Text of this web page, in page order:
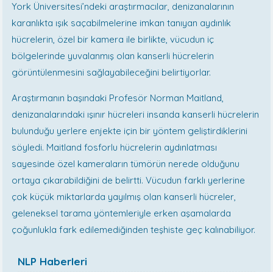
York Üniversitesi’ndeki araştırmacılar, denizanalarının
karanlıkta ışık saçabilmelerine imkan tanıyan aydınlık
hücrelerin, özel bir kamera ile birlikte, vücudun iç
bölgelerinde yuvalanmış olan kanserli hücrelerin
görüntülenmesini sağlayabileceğini belirtiyorlar.
Araştırmanın başındaki Profesör Norman Maitland,
denizanalarındaki ışınır hücreleri insanda kanserli hücrelerin
bulunduğu yerlere enjekte için bir yöntem geliştirdiklerini
söyledi. Maitland fosforlu hücrelerin aydınlatması
sayesinde özel kameraların tümörün nerede olduğunu
ortaya çıkarabildiğini de belirtti. Vücudun farklı yerlerine
çok küçük miktarlarda yayılmış olan kanserli hücreler,
geleneksel tarama yöntemleriyle erken aşamalarda
çoğunlukla fark edilemediğinden teşhiste geç kalınabiliyor.
NLP Haberleri